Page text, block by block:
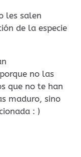
les salen
de la especie
no las
que no te han
maduro, sino
: )